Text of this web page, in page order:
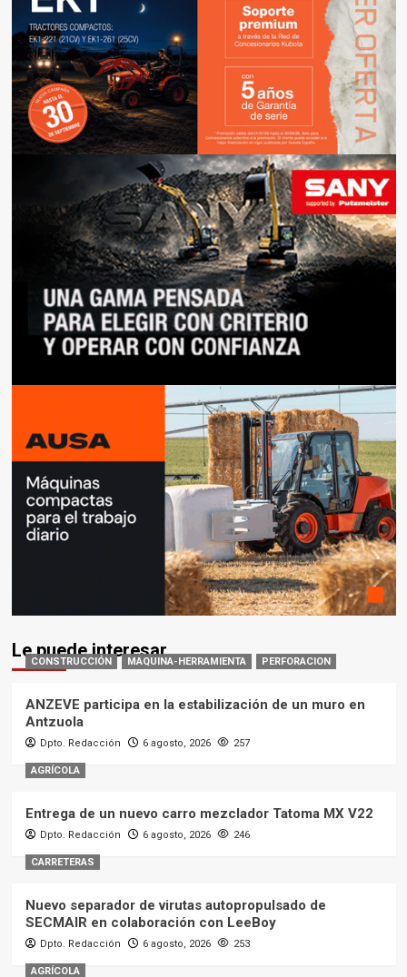
Le puede interesar
CONSTRUCCIÓN MAQUINA-HERRAMIENTA PERFORACION
ANZEVE participa en la estabilización de un muro en
Antzuola
Dpto. Redacción 6 agosto, 2026 257
AGRÍCOLA
Entrega de un nuevo carro mezclador Tatoma MX V22
Dpto. Redacción 6 agosto, 2026 246
CARRETERAS
Nuevo separador de virutas autopropulsado de
SECMAIR en colaboración con LeeBoy
Dpto. Redacción 6 agosto, 2026 253
AGRÍCOLA